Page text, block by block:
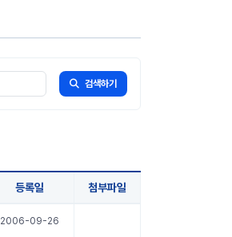
검색하기
등록일 첨부파일
2006-09-26